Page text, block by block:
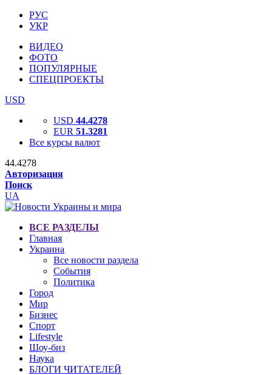
РУС
УКР
ВИДЕО
ФОТО
ПОПУЛЯРНЫЕ
СПЕЦПРОЕКТЫ
USD
USD 44.4278
EUR 51.3281
Все курсы валют
44.4278
Авторизация
Поиск
UA
ВСЕ РАЗДЕЛЫ
Главная
Украина
Все новости раздела
События
Политика
Город
Мир
Бизнес
Спорт
Lifestyle
Шоу-биз
Наука
БЛОГИ ЧИТАТЕЛЕЙ